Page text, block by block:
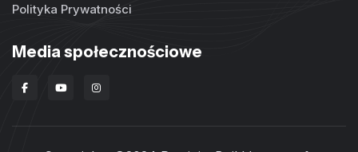
Polityka Prywatności
Media społecznościowe